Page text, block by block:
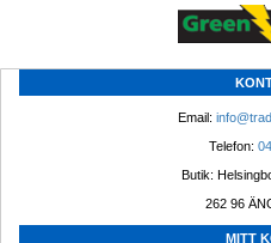
Email:
Telefon:
Butik:
262 96
MITT